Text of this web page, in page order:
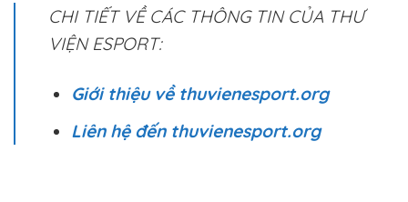
CHI TIẾT VỀ CÁC THÔNG TIN CỦA THƯ
VIỆN ESPORT:
Giới thiệu về thuvienesport.org
Liên hệ đến thuvienesport.org